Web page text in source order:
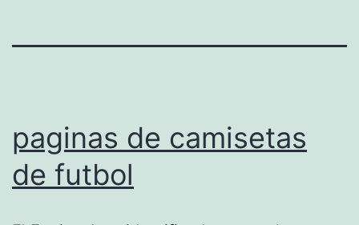
paginas de camisetas
de futbol